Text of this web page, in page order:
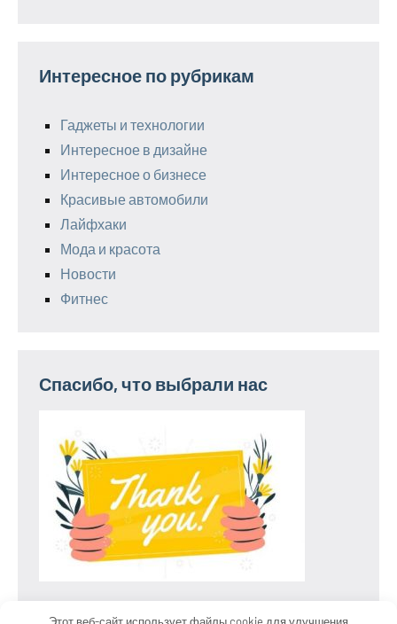
Интересное по рубрикам
Гаджеты и технологии
Интересное в дизайне
Интересное о бизнесе
Красивые автомобили
Лайфхаки
Мода и красота
Новости
Фитнес
Спасибо, что выбрали нас